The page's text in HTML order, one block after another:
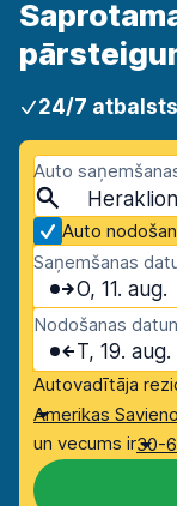
24/7 atbalsts
Auto
Auto
Saņemšanas
O, 11. aug.
Nodošanas
T, 19. aug.
Autovadītāja
Amerikas
un vecums ir30-